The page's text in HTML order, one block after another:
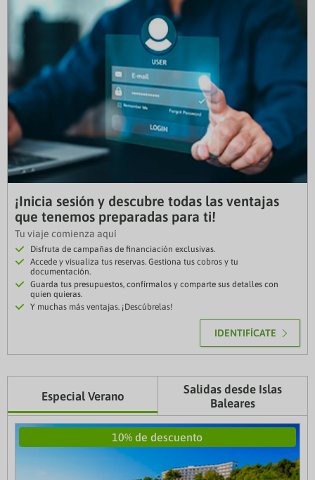
¡Inicia sesión y descubre todas las ventajas
que tenemos preparadas para ti!
Tu viaje comienza aquí
Disfruta de campañas de financiación exclusivas.
Accede y visualiza tus reservas. Gestiona tus cobros y tu
documentación.
Guarda tus presupuestos, confírmalos y comparte sus detalles con
quien quieras.
Y muchas más ventajas. ¡Descúbrelas!
IDENTIFÍCATE
Especial Verano
Salidas desde Islas
Baleares
10% de descuento
10% de descuento